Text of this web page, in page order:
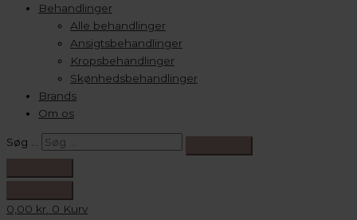
Behandlinger
Alle behandlinger
Ansigtsbehandlinger
Kropsbehandlinger
Skønhedsbehandlinger
Brands
Om os
Søg …
0,00 kr. 0 Kurv